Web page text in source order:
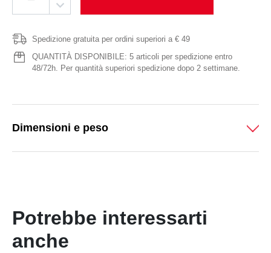
Spedizione gratuita per ordini superiori a € 49
QUANTITÀ DISPONIBILE: 5 articoli per spedizione entro
48/72h. Per quantità superiori spedizione dopo 2 settimane.
Dimensioni e peso
Potrebbe interessarti
anche